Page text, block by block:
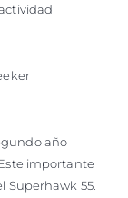
año
importante
Superhawk 55.